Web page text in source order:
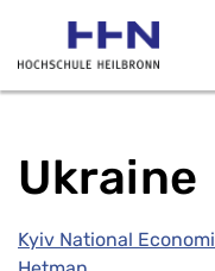
Ukraine
Kyiv National